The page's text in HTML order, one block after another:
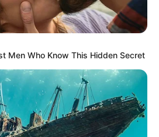
Men Who Know This Hidden Secret